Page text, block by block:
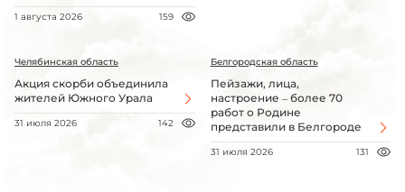
1 августа 2026 159
Челябинская область
Акция скорби объединила
жителей Южного Урала
31 июля 2026 142
Белгородская область
Пейзажи, лица,
настроение – более 70
работ о Родине
представили в Белгороде
31 июля 2026 131